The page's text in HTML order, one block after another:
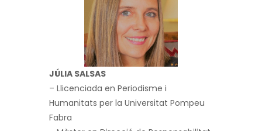
JÚLIA SALSAS
– Llicenciada en Periodisme i
Humanitats per la Universitat Pompeu
Fabra